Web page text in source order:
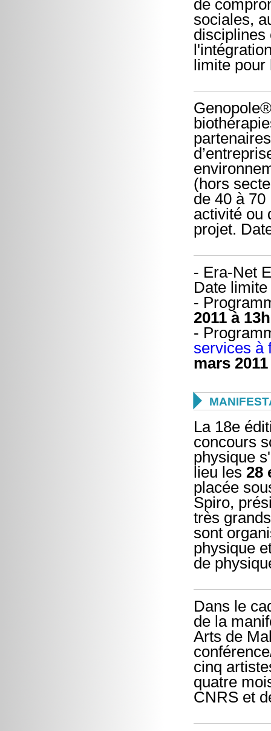
de
sociales,
disciplines
limite
(hors
de 40 à
activité ou
projet.
- Era-Net
Date
-
2011 à 13h
-
services à
mars

La 18e
concours
physique
lieu les 28
placée
Spiro,
très
sont
physique
de
Dans le
de la
Arts de
cinq
quatre
CNRS et